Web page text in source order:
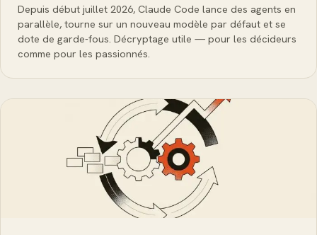
Depuis début juillet 2026, Claude Code lance des agents en
parallèle, tourne sur un nouveau modèle par défaut et se
dote de garde-fous. Décryptage utile — pour les décideurs
comme pour les passionnés.